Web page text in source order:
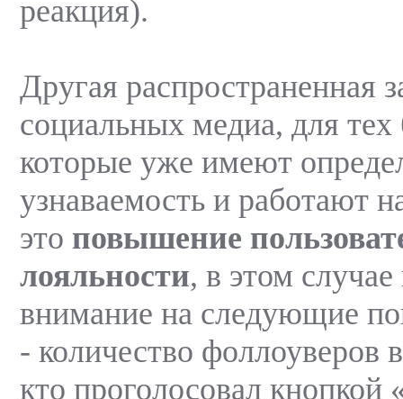
реакция).
Другая распространенная
социальных медиа, для тех
которые уже имеют
узнаваемость и работают
это повышение
лояльности, в этом
внимание на следующие
- количество фоллоуверов
кто проголосовал кнопкой